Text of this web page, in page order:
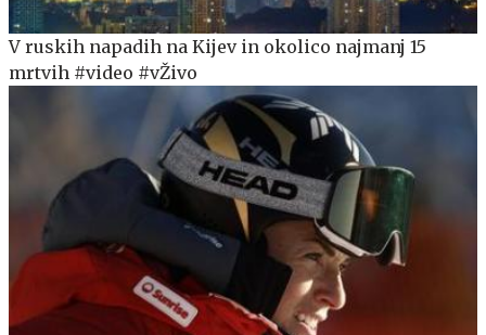
V ruskih napadih na Kijev in okolico najmanj 15
mrtvih #video #vŽivo